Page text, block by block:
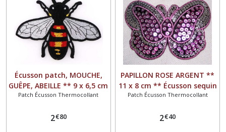
Écusson patch, MOUCHE,
GUÊPE, ABEILLE ** 9 x 6,5 cm
** Applique brodée
Patch Écusson Thermocollant
2€80
PAPILLON ROSE ARGENT **
11 x 8 cm ** Écusson sequin
patch brodé thermocollant
Patch Écusson Thermocollant
2€40